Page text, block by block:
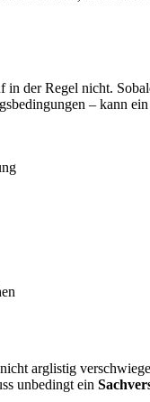
der Regel nicht.
– kann
arglistig
unbedingt ein